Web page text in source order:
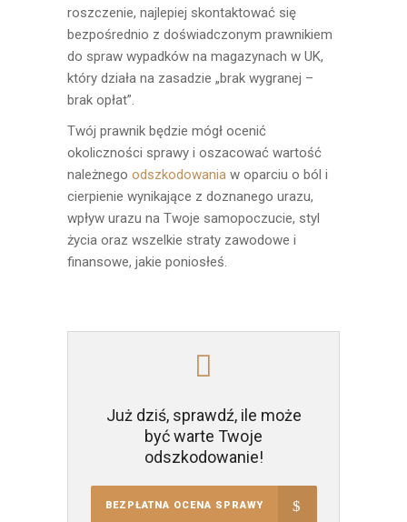
roszczenie, najlepiej skontaktować się
bezpośrednio z doświadczonym prawnikiem
do spraw wypadków na magazynach w UK,
który działa na zasadzie „brak wygranej –
brak opłat”.
Twój prawnik będzie mógł ocenić
okoliczności sprawy i oszacować wartość
należnego odszkodowania w oparciu o ból i
cierpienie wynikające z doznanego urazu,
wpływ urazu na Twoje samopoczucie, styl
życia oraz wszelkie straty zawodowe i
finansowe, jakie poniosłeś.
Już dziś, sprawdź, ile może
być warte Twoje
odszkodowanie!
BEZPŁATNA OCENA SPRAWY